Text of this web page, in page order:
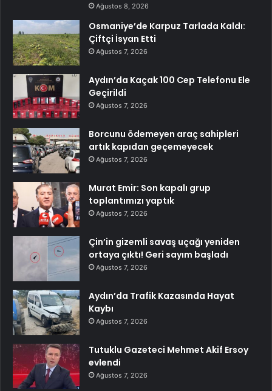
Ağustos 8, 2026
Osmaniye’de Karpuz Tarlada Kaldı:
Çiftçi İsyan Etti
Ağustos 7, 2026
Aydın’da Kaçak 100 Cep Telefonu Ele
Geçirildi
Ağustos 7, 2026
Borcunu ödemeyen araç sahipleri
artık kapıdan geçemeyecek
Ağustos 7, 2026
Murat Emir: Son kapalı grup
toplantımızı yaptık
Ağustos 7, 2026
Çin’in gizemli savaş uçağı yeniden
ortaya çıktı! Geri sayım başladı
Ağustos 7, 2026
Aydın’da Trafik Kazasında Hayat
Kaybı
Ağustos 7, 2026
Tutuklu Gazeteci Mehmet Akif Ersoy
evlendi
Ağustos 7, 2026